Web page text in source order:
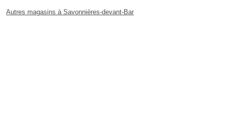
Autres magasins à Savonnières-devant-Bar